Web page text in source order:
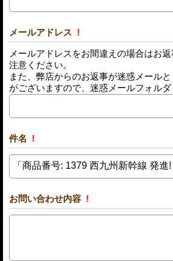
メールアドレス !
メールアドレスをお間違えの場合はお
注意ください。
また、弊店からのお返事が迷惑メール
がございますので、迷惑メールフォルダ
件名 !
お問い合わせ内容 !